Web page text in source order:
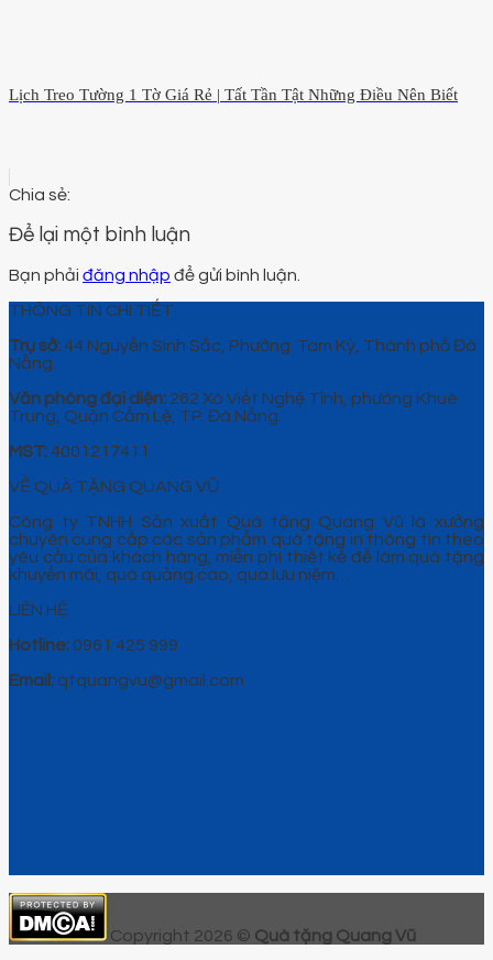
Lịch Treo Tường 1 Tờ Giá Rẻ | Tất Tần Tật Những Điều Nên Biết
Để lại một bình luận
Bạn phải đăng nhập để gửi bình luận.
THÔNG TIN CHI TIẾT
Trụ sở: 44 Nguyễn Sinh Sắc, Phường Tam Kỳ, Thành phố Đà
Nẵng.
Văn phòng đại diện: 262 Xô Viết Nghệ Tĩnh, phường Khuê
Trung, Quận Cẩm Lệ, TP. Đà Nẵng.
MST: 4001217411
VỀ QUÀ TẶNG QUANG VŨ
Công ty TNHH Sản xuất Quà tặng Quang Vũ là xưởng
chuyên cung cấp các sản phẩm quà tặng in thông tin theo
yêu cầu của khách hàng, miễn phí thiết kế để làm quà tặng
khuyến mãi, quà quảng cáo, quà lưu niệm…
LIÊN HỆ
Hotline: 0961 425 999
Email: qtquangvu@gmail.com
Copyright 2026 © Quà tặng Quang Vũ